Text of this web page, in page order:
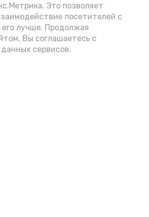
Это позволяет
посетителей с
лучше. Продолжая
Вы соглашаетесь с
сервисов.